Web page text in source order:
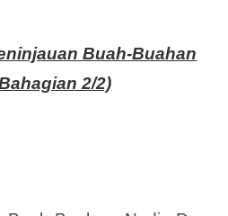
Buah-Buahan
2/2)